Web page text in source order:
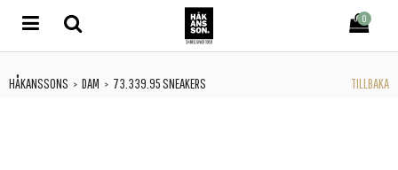
0
HÅKANSSONS > DAM > 73.339.95 SNEAKERS TILLBAKA